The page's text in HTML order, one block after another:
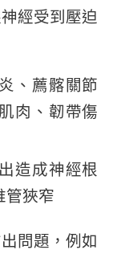
經受到壓迫
、薦髂關節
肉、韌帶傷
造成神經根
管狹窄
問題，例如